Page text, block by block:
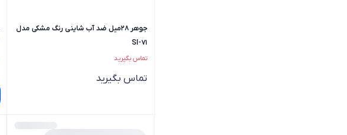
جوهر 28میل ضد آب شاینی رنگ مشکی مدل
SI-71
تماس بگیرید
تماس بگیرید